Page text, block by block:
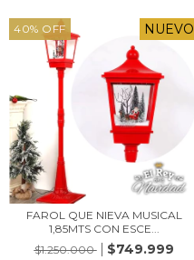
40% OFF NUEVO
FAROL QUE NIEVA MUSICAL
1,85MTS CON ESCE...
$1.250.000
$749.999